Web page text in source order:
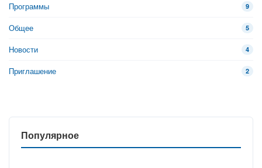
Программы 9
Общее 5
Новости 4
Приглашение 2
Популярное